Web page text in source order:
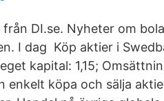
DI.se. Nyheter om
I dag Köp aktier i
kapital: 1,15;
enkelt köpa och sälja